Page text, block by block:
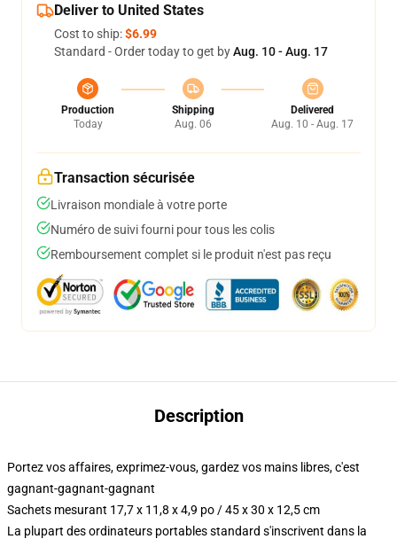
Deliver to United States
Cost to ship:$6.99
Standard - Order today to get byAug. 10 - Aug. 17
Production
Today
Shipping
Aug. 06
Delivered
Aug. 10 - Aug. 17
Transaction sécurisée
Livraison mondiale à votre porte
Numéro de suivi fourni pour tous les colis
Remboursement complet si le produit n'est pas reçu
Description
Portez vos affaires, exprimez-vous, gardez vos mains libres, c'est
gagnant-gagnant-gagnant
Sachets mesurant 17,7 x 11,8 x 4,9 po / 45 x 30 x 12,5 cm
La plupart des ordinateurs portables standard s'inscrivent dans la